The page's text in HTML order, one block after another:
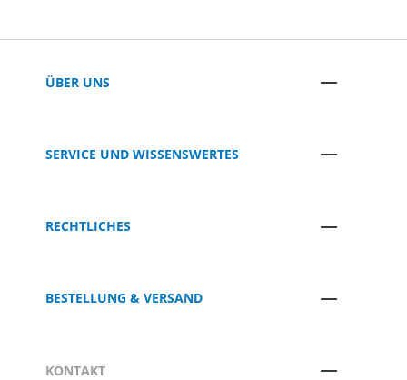
ÜBER UNS
SERVICE UND WISSENSWERTES
RECHTLICHES
BESTELLUNG & VERSAND
KONTAKT